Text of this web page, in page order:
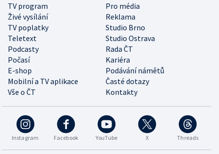
TV program
Pro média
Živé vysílání
Reklama
TV poplatky
Studio Brno
Teletext
Studio Ostrava
Podcasty
Rada ČT
Počasí
Kariéra
E-shop
Podávání námětů
Mobilní a TV aplikace
Časté dotazy
Vše o ČT
Kontakty
Instagram Facebook YouTube X Threads